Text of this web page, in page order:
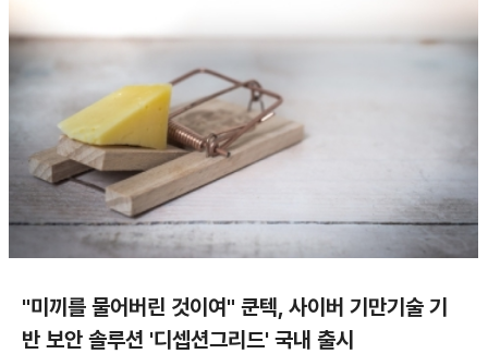
"미끼를 물어버린 것이여" 쿤텍, 사이버 기만기술 기
반 보안 솔루션 '디셉션그리드' 국내 출시